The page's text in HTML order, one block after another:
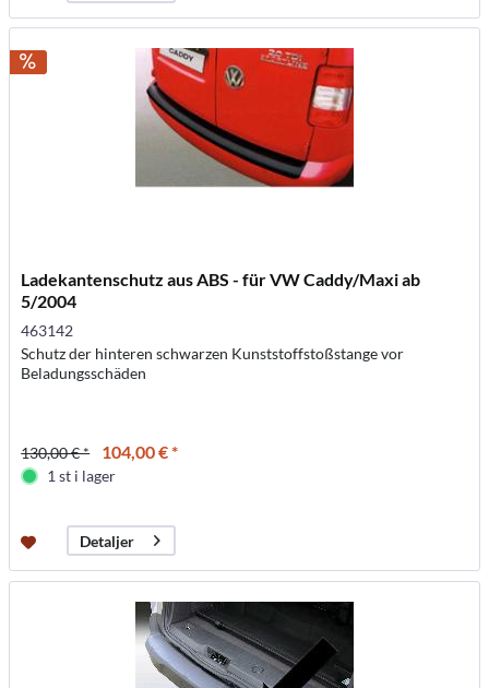
Ladekantenschutz aus ABS - für VW Caddy/Maxi ab
5/2004
463142
Schutz der hinteren schwarzen Kunststoffstoßstange vor
Beladungsschäden
130,00 € * 104,00 € *
1 st i lager
Detaljer